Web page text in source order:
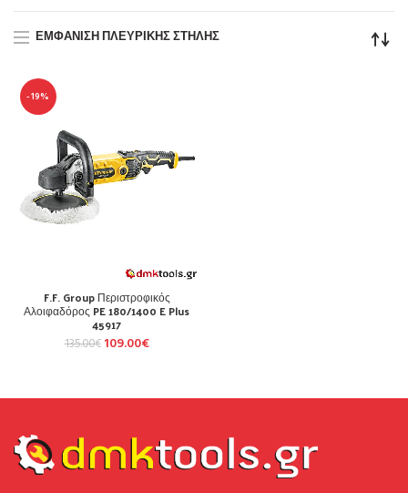
ΕΜΦΆΝΙΣΗ ΠΛΕΥΡΙΚΉΣ ΣΤΉΛΗΣ
-19%
F.F. Group Περιστροφικός
Αλοιφαδόρος PE 180/1400 E Plus
45917
135.00€ 109.00€